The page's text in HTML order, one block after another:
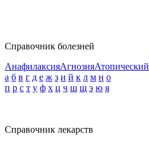
Справочник болезней
АнафилаксияАгнозияАтопический
а б в г д е ж з и й к л м н о
п р с т у ф х ц ч ш щ э ю я
Справочник лекарств